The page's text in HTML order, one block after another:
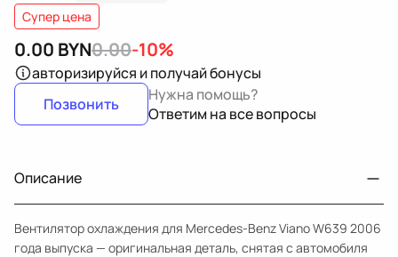
Супер цена
0.00 BYN0.00-10%
авторизируйся и получай бонусы
Позвонить
Нужна помощь?
Ответим на все вопросы
Описание
Вентилятор охлаждения для Mercedes-Benz Viano W639 2006
года выпуска — оригинальная деталь, снятая с автомобиля